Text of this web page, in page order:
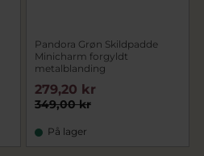
Pandora Grøn Skildpadde
Minicharm forgyldt
metalblanding
349,00 kr
279,20 kr
På lager